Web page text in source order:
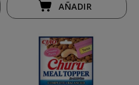
AÑADIR